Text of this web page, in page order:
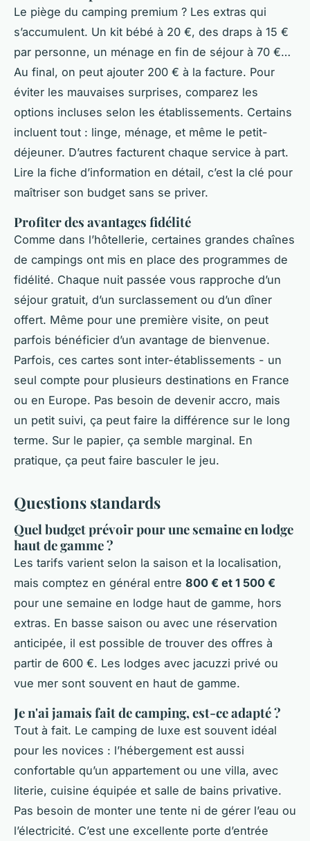
Le piège du camping premium ? Les extras qui
s’accumulent. Un kit bébé à 20 €, des draps à 15 €
par personne, un ménage en fin de séjour à 70 €…
Au final, on peut ajouter 200 € à la facture. Pour
éviter les mauvaises surprises, comparez les
options incluses selon les établissements. Certains
incluent tout : linge, ménage, et même le petit-
déjeuner. D’autres facturent chaque service à part.
Lire la fiche d’information en détail, c’est la clé pour
maîtriser son budget sans se priver.
Profiter des avantages fidélité
Comme dans l’hôtellerie, certaines grandes chaînes
de campings ont mis en place des programmes de
fidélité. Chaque nuit passée vous rapproche d’un
séjour gratuit, d’un surclassement ou d’un dîner
offert. Même pour une première visite, on peut
parfois bénéficier d’un avantage de bienvenue.
Parfois, ces cartes sont inter-établissements - un
seul compte pour plusieurs destinations en France
ou en Europe. Pas besoin de devenir accro, mais
un petit suivi, ça peut faire la différence sur le long
terme. Sur le papier, ça semble marginal. En
pratique, ça peut faire basculer le jeu.
Questions standards
Quel budget prévoir pour une semaine en lodge
haut de gamme ?
Les tarifs varient selon la saison et la localisation,
mais comptez en général entre 800 € et 1 500 €
pour une semaine en lodge haut de gamme, hors
extras. En basse saison ou avec une réservation
anticipée, il est possible de trouver des offres à
partir de 600 €. Les lodges avec jacuzzi privé ou
vue mer sont souvent en haut de gamme.
Je n'ai jamais fait de camping, est-ce adapté ?
Tout à fait. Le camping de luxe est souvent idéal
pour les novices : l’hébergement est aussi
confortable qu’un appartement ou une villa, avec
literie, cuisine équipée et salle de bains privative.
Pas besoin de monter une tente ni de gérer l’eau ou
l’électricité. C’est une excellente porte d’entrée